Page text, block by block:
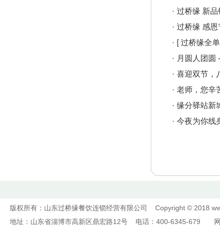
· 过桥缘 新
· 过桥缘 感
· [ 过桥缘全
· 月圆人团圆
· 喜迎双节，
· 老师，您辛
· 缘分驿站新
· 今夜为你线
版权所有：山东过桥缘餐饮连锁经营有限公司 Copyright © 2018
地址：山东省淄博市高新区鼎宏路12号 电话：400-6345-679